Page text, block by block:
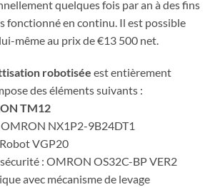
quelques fois par an à des fins
fonctionné en continu. Il est possible
même au prix de €13 500 net.
robotisée est entièrement
des éléments suivants :
TM12
NX1P2-9B24DT1
VGP20
: OMRON OS32C-BP VER2
avec mécanisme de levage